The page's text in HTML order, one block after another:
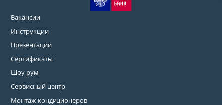
Вакансии
Инструкции
Презентации
Сертификаты
Шоу рум
Сервисный центр
Монтаж кондиционеров